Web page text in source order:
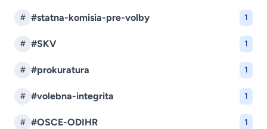
# #statna-komisia-pre-volby 1
# #SKV 1
# #prokuratura 1
# #volebna-integrita 1
# #OSCE-ODIHR 1